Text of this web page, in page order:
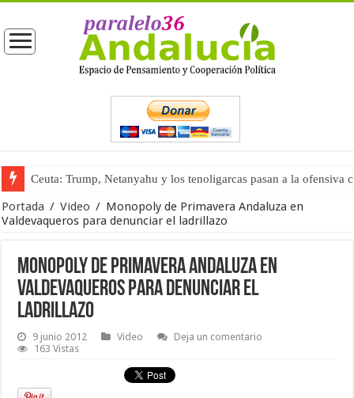
Ceuta: Trump, Netanyahu y los tenoligarcas pasan a la ofensiva
Portada / Video / Monopoly de Primavera Andaluza en
Valdevaqueros para denunciar el ladrillazo
Monopoly de Primavera Andaluza en
Valdevaqueros para denunciar el
ladrillazo
9 junio 2012 Video
Deja un comentario
163 Vistas